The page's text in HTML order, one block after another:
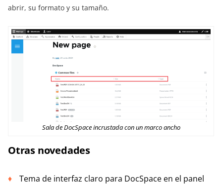
abrir, su formato y su tamaño.
Sala de DocSpace incrustada con un marco ancho
Otras novedades
Tema de interfaz claro para DocSpace en el panel